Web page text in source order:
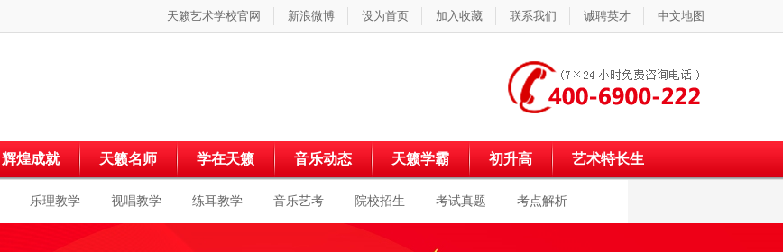
天籁艺术学校官网 新浪微博 设为首页 加入收藏 联系我们 诚聘英才 中文地图
辉煌成就 天籁名师 学在天籁 音乐动态 天籁学霸 初升高 艺术特长生
乐理教学 视唱教学 练耳教学 音乐艺考 院校招生 考试真题 考点解析